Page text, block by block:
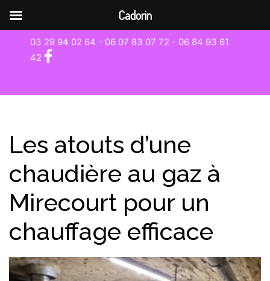
03 29 94 02 64 - 06 07 83 07 72 - 06 84 93 61
42
Les atouts d’une
chaudière au gaz à
Mirecourt pour un
chauffage efficace
Cadorin